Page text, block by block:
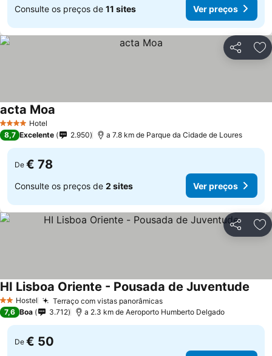
Consulte os preços de 11 sites Ver preços
Partilhar
4 EstrelasHotel
acta Moa
8,7 Excelente 2.950 a 7.8 km de Parque da Cidade de Loures
De € 78
Consulte os preços de 2 sites Ver preços
Partilhar
2 Estrelas
Hostel Terraço com vistas panorâmicas
HI Lisboa Oriente - Pousada de Juventude
7,6 Boa 3.712 a 2.3 km de Aeroporto Humberto Delgado
De € 50